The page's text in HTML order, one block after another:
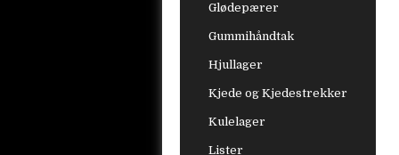
Glødepærer
Gummihåndtak
Hjullager
Kjede og Kjedestrekker
Kulelager
Lister